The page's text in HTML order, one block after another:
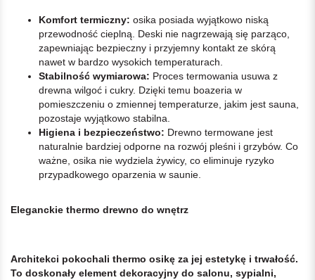
Komfort termiczny: osika posiada wyjątkowo niską
przewodność cieplną. Deski nie nagrzewają się parząco,
zapewniając bezpieczny i przyjemny kontakt ze skórą
nawet w bardzo wysokich temperaturach.
Stabilność wymiarowa: Proces termowania usuwa z
drewna wilgoć i cukry. Dzięki temu boazeria w
pomieszczeniu o zmiennej temperaturze, jakim jest sauna,
pozostaje wyjątkowo stabilna.
Higiena i bezpieczeństwo: Drewno termowane jest
naturalnie bardziej odporne na rozwój pleśni i grzybów. Co
ważne, osika nie wydziela żywicy, co eliminuje ryzyko
przypadkowego oparzenia w saunie.
Eleganckie thermo drewno do wnętrz
Architekci pokochali thermo osikę za jej estetykę i trwałość.
To doskonały element dekoracyjny do salonu, sypialni,